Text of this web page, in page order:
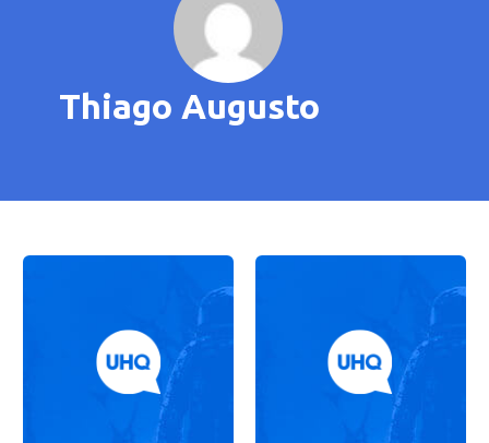
Thiago Augusto